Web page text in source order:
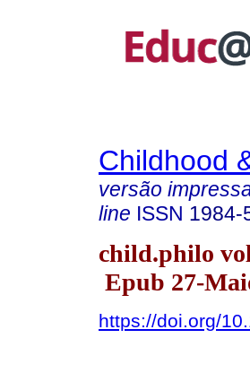
Childhood
versão
line ISSN 1984-
child.philo
Epub 27-
https://doi.org/